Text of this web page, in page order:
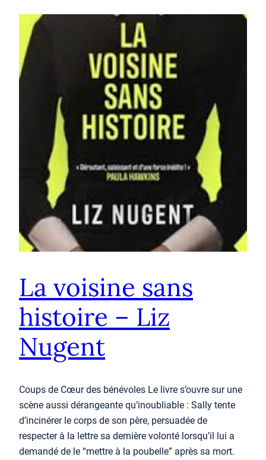
La voisine sans
histoire – Liz
Nugent
Coups de Cœur des bénévoles Le livre s’ouvre sur une
scène aussi dérangeante qu’inoubliable : Sally tente
d’incinérer le corps de son père, persuadée de
respecter à la lettre sa dernière volonté lorsqu’il lui a
demandé de le “mettre à la poubelle” après sa mort.